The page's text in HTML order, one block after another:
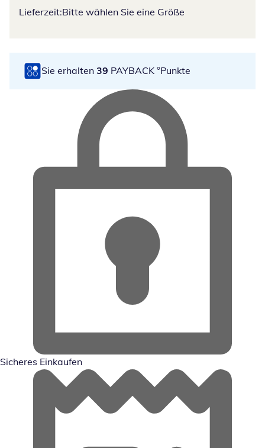
Lieferzeit:Bitte wählen Sie eine Größe
Sie erhalten 39 PAYBACK °Punkte
Sicheres Einkaufen